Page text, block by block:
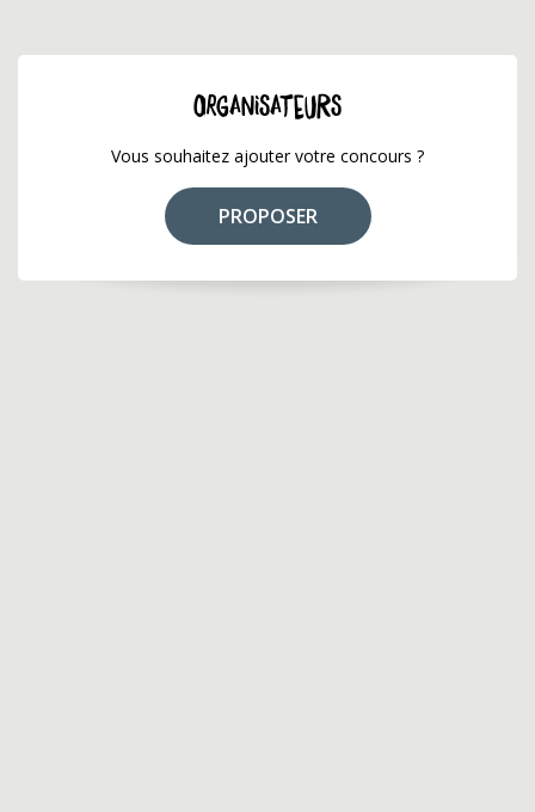
ORGANISATEURS
Vous souhaitez ajouter votre concours ?
PROPOSER